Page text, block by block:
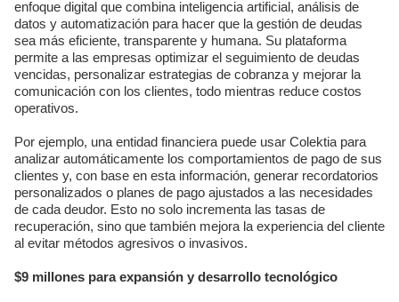
enfoque digital que combina inteligencia artificial, análisis de
datos y automatización para hacer que la gestión de deudas
sea más eficiente, transparente y humana. Su plataforma
permite a las empresas optimizar el seguimiento de deudas
vencidas, personalizar estrategias de cobranza y mejorar la
comunicación con los clientes, todo mientras reduce costos
operativos.
Por ejemplo, una entidad financiera puede usar Colektia para
analizar automáticamente los comportamientos de pago de sus
clientes y, con base en esta información, generar recordatorios
personalizados o planes de pago ajustados a las necesidades
de cada deudor. Esto no solo incrementa las tasas de
recuperación, sino que también mejora la experiencia del cliente
al evitar métodos agresivos o invasivos.
$9 millones para expansión y desarrollo tecnológico